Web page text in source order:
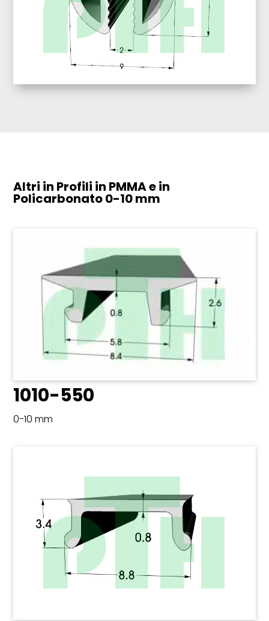
Altri in Profili in PMMA e in
Policarbonato0-10 mm
1010-550
0-10 mm